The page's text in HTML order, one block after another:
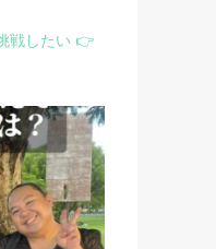
戦したい 👉